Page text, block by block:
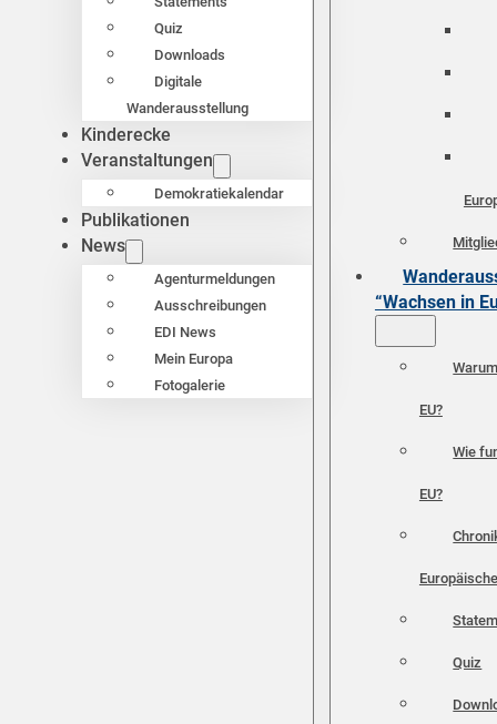
Quiz
Downloads
Digitale
Wanderausstellung
Kinderecke
Veranstaltungen
Demokratiekalendar
Publikationen
News
Agenturmeldungen
Ausschreibungen
EDI News
Mein Europa
Fotogalerie
“Wachsen in
EU?
Wie
EU?
Quiz